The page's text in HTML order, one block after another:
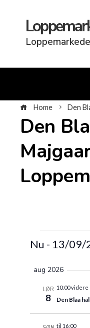
Home Den
Den
Nu - 13/09/
dato.
aug 2026
LØR
8
10:00 videre
Den Blaa
til 16:00